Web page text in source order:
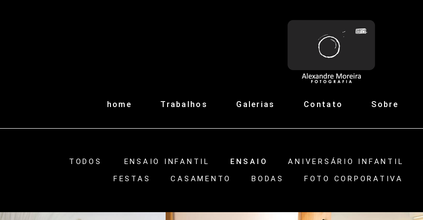
home Trabalhos Galerias Contato Sobre
TODOS ENSAIO INFANTIL ENSAIO ANIVERSÁRIO INFANTIL
FESTAS
CASAMENTO BODAS FOTO CORPORATIVA